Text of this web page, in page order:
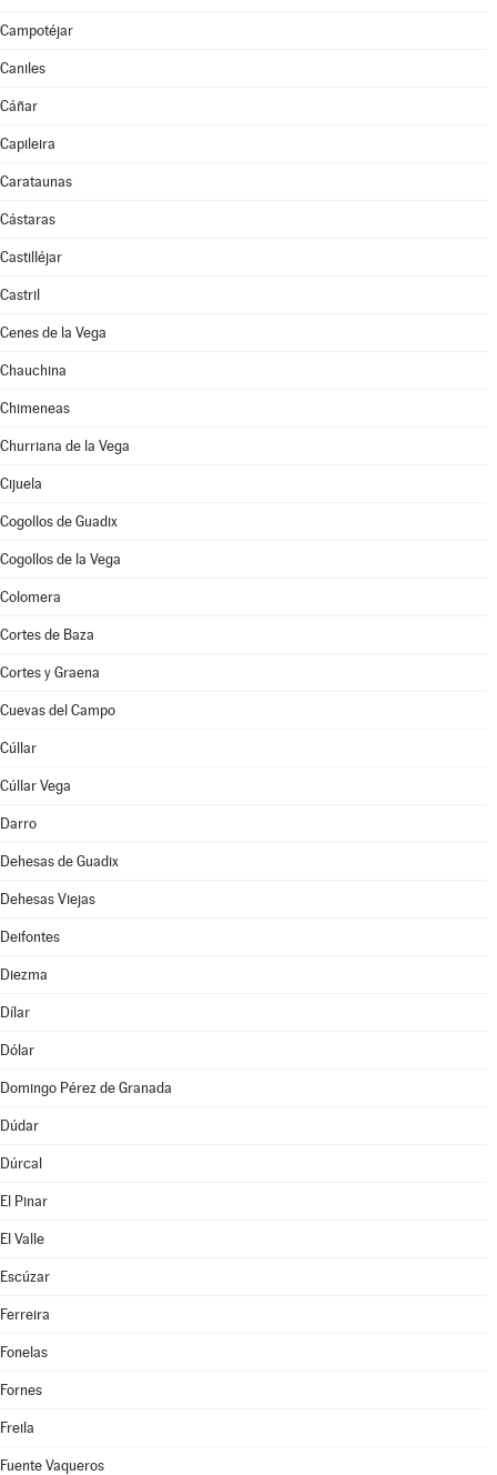
Campotéjar
Caniles
Cáñar
Capileira
Carataunas
Cástaras
Castilléjar
Castril
Cenes de la Vega
Chauchina
Chimeneas
Churriana de la Vega
Cijuela
Cogollos de Guadix
Cogollos de la Vega
Colomera
Cortes de Baza
Cortes y Graena
Cuevas del Campo
Cúllar
Cúllar Vega
Darro
Dehesas de Guadix
Dehesas Viejas
Deifontes
Diezma
Dílar
Dólar
Domingo Pérez de Granada
Dúdar
Dúrcal
El Pinar
El Valle
Escúzar
Ferreira
Fonelas
Fornes
Freila
Fuente Vaqueros